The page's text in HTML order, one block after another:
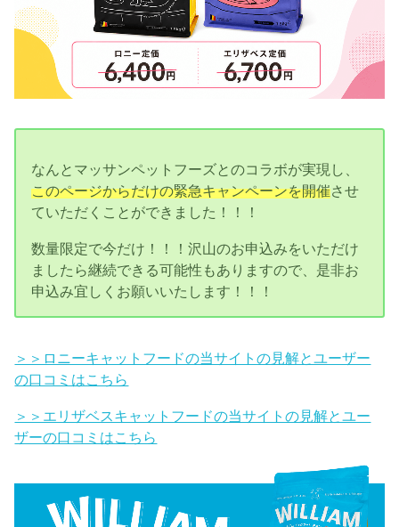
なんとマッサンペットフーズとのコラボが実現し、
このページからだけの緊急キャンペーンを開催させ
ていただくことができました！！！
数量限定で今だけ！！！沢山のお申込みをいただけ
ましたら継続できる可能性もありますので、是非お
申込み宜しくお願いいたします！！！
＞＞ロニーキャットフードの当サイトの見解とユーザー
の口コミはこちら
＞＞エリザベスキャットフードの当サイトの見解とユー
ザーの口コミはこちら